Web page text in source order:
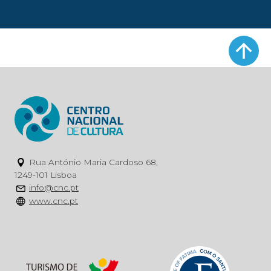
Rua António Maria Cardoso 68,
1249-101 Lisboa
info@cnc.pt
www.cnc.pt